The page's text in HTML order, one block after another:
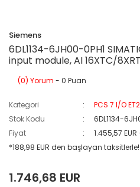
Siemens
6DL1134-6JH00-0PH1
input module, AI 16XTC/
(0) Yorum - 0 Puan
Kategori
PCS 7 I/O
Stok Kodu
6DL1134-
Fiyat
1.455,57 EUR
*188,98 EUR den başlayan taksitlerle!
1.746,68 EUR